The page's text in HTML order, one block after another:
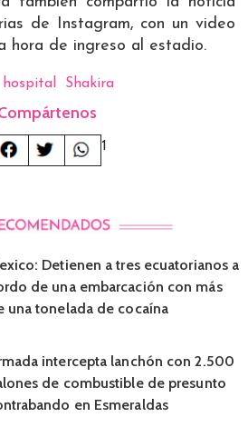
de Instagram, con un video
hora de ingreso al estadio.
hospital Shakira
1
Detienen a tres ecuatorianos a
de una embarcación con más
una tonelada de cocaína
intercepta lanchón con 2.500
de combustible de presunto
en Esmeraldas